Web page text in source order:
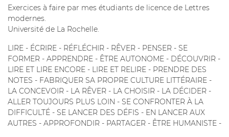
Exercices à faire par mes étudiants de licence de Lettres
modernes.
Université de La Rochelle.
LIRE - ÉCRIRE - RÉFLÉCHIR - RÊVER - PENSER - SE
FORMER - APPRENDRE - ÊTRE AUTONOME - DÉCOUVRIR -
LIRE ET LIRE ENCORE - LIRE ET RELIRE - PRENDRE DES
NOTES - FABRIQUER SA PROPRE CULTURE LITTÉRAIRE -
LA CONCEVOIR - LA RÊVER - LA CHOISIR - LA DÉCIDER -
ALLER TOUJOURS PLUS LOIN - SE CONFRONTER À LA
DIFFICULTÉ - SE LANCER DES DÉFIS - EN LANCER AUX
AUTRES - APPROFONDIR - PARTAGER - ÊTRE HUMANISTE -